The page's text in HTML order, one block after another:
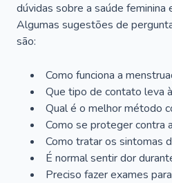
dúvidas sobre a saúde feminina
Algumas sugestões de
são:
Como funciona a
Que tipo de contato leva
Qual é o melhor método
Como se proteger contra
Como tratar os sintomas
É normal sentir dor
Preciso fazer exames